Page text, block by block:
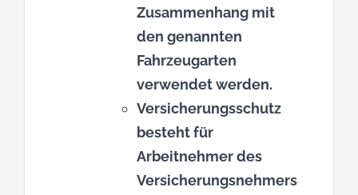
Zusammenhang mit
den genannten
Fahrzeugarten
verwendet werden.
Versicherungsschutz
besteht für
Arbeitnehmer des
Versicherungsnehmers